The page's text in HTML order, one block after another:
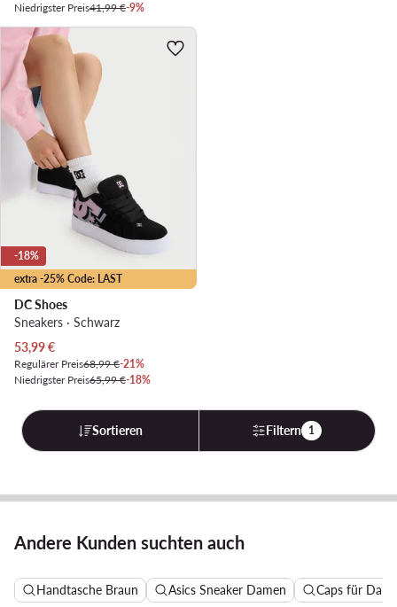
Niedrigster Preis41,99 €-9%
extra -25% Code: LAST
-18%
DC Shoes
Sneakers · Schwarz
Aktueller Preis
53,99€
Regulärer Preis68,99 €-21%
Niedrigster Preis65,99 €-18%
Sortieren Filtern 1
Andere Kunden suchten auch
Handtasche Braun Asics Sneaker Damen Caps für